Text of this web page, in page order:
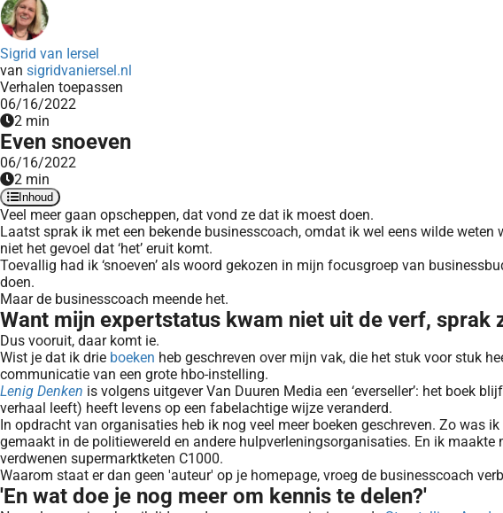
Sigrid van Iersel
van sigridvaniersel.nl
Verhalen toepassen
06/16/2022
2 min
Even snoeven
06/16/2022
2 min
Inhoud
Veel meer gaan opscheppen, dat vond ze dat ik moest doen.
Laatst sprak ik met een bekende businesscoach, omdat ik wel eens wilde
niet het gevoel dat ‘het’ eruit komt.
Toevallig had ik ‘snoeven’ als woord gekozen in mijn focusgroep van
doen.
Maar de businesscoach meende het.
Want mijn expertstatus kwam niet uit de verf, sprak
Dus vooruit, daar komt ie.
Wist je dat ik drie boeken heb geschreven over mijn vak, die het stuk voor stuk
communicatie van een grote hbo-instelling.
Lenig Denken is volgens uitgever Van Duuren Media een ‘everseller’: het boek
verhaal leeft) heeft levens op een fabelachtige wijze veranderd.
In opdracht van organisaties heb ik nog veel meer boeken geschreven. Zo was
gemaakt in de politiewereld en andere hulpverleningsorganisaties. En ik
verdwenen supermarktketen C1000.
Waarom staat er dan geen 'auteur' op je homepage, vroeg de businesscoach
'En wat doe je nog meer om kennis te delen?'